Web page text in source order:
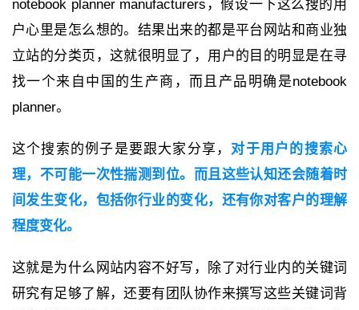
notebook planner manufacturers，假设一下这么搜的用
户心里是怎么想的。结果出来的都是平台网站和商业独
立站的分类页，这就很明显了，用户的目的明显是在寻
找一个来自中国的生产商，而且产品明确是notebook
planner。
这个搜索的例子是要跟大家分享， 对于用户的搜索心
理，不可能一次性揣测到位。而且这些认知还会随着时
间发生变化，包括你行业的变化，还有你对客户的理解
程度变化。
这就是为什么网站内容不好写，除了对行业内的关键词
研究有足够了解，还要有团队协作来撰写这些关键词背